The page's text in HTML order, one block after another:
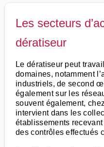
Les secteurs
dératiseur
Le dératiseur peut
domaines, notamment
industriels, de second
également sur les
souvent également,
intervient dans les
établissements
des contrôles effectués